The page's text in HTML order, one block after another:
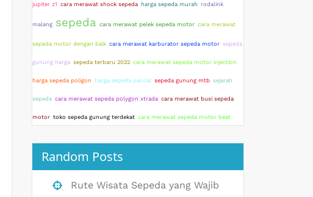
jupiter z1 cara merawat shock sepeda harga sepeda murah rodalink
malang sepeda cara merawat pelek sepeda motor cara merawat
sepeda motor dengan baik cara merawat karburator sepeda motor sepeda
gunung harga sepeda terbaru 2022 cara merawat sepeda motor injection
harga sepeda poligon harga sepeda pancal sepeda gunung mtb sejarah
sepeda cara merawat sepeda polygon xtrada cara merawat busi sepeda
motor toko sepeda gunung terdekat cara merawat sepeda motor beat
Random Posts
Rute Wisata Sepeda yang Wajib